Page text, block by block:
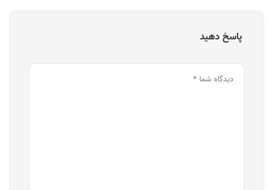
پاسخ دهید